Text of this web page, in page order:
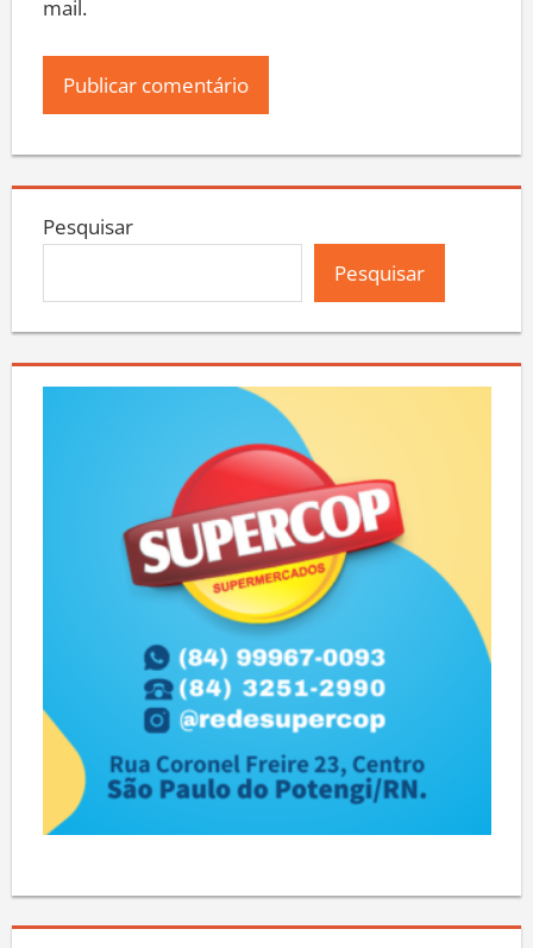
mail.
Pesquisar
Pesquisar